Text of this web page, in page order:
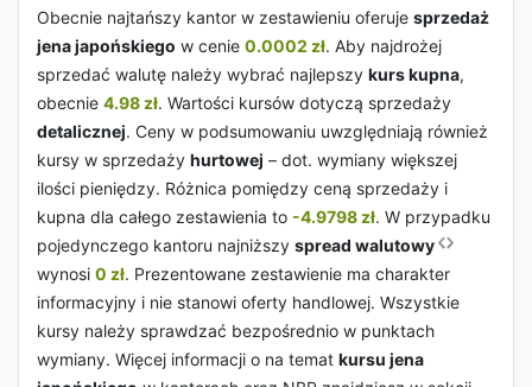
Obecnie najtańszy kantor w zestawieniu oferuje sprzedaż
jena japońskiego w cenie 0.0002 zł. Aby najdrożej
sprzedać walutę należy wybrać najlepszy kurs kupna,
obecnie 4.98 zł. Wartości kursów dotyczą sprzedaży
detalicznej. Ceny w podsumowaniu uwzględniają również
kursy w sprzedaży hurtowej – dot. wymiany większej
ilości pieniędzy. Różnica pomiędzy ceną sprzedaży i
kupna dla całego zestawienia to -4.9798 zł. W przypadku
pojedynczego kantoru najniższy spread walutowy
wynosi 0 zł. Prezentowane zestawienie ma charakter
informacyjny i nie stanowi oferty handlowej. Wszystkie
kursy należy sprawdzać bezpośrednio w punktach
wymiany. Więcej informacji o na temat kursu jena